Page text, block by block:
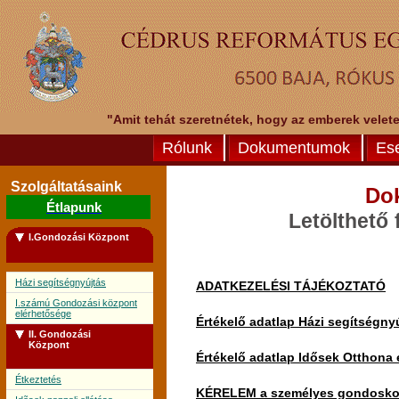
"Amit tehát szeretnétek, hogy az emberek
Rólunk Dokumentumok
Szolgáltatásaink
Étlapunk
I.Gondozási Központ
Házi segítségnyújtás
I.számú Gondozási központ
elérhetősége
II. Gondozási
Központ
Étkeztetés
Letölthető
ADATKEZELÉSI TÁJÉKOZTATÓ
Értékelő adatlap Házi
Értékelő adatlap Idősek Otthona
KÉRELEM a személyes